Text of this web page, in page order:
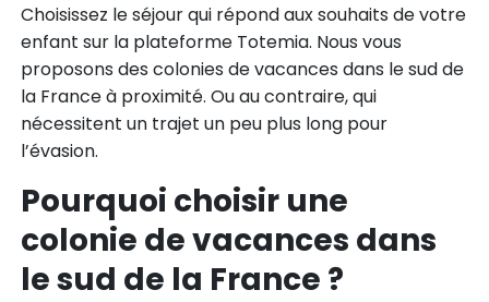
Choisissez le séjour qui répond aux souhaits de votre
enfant sur la plateforme Totemia. Nous vous
proposons des colonies de vacances dans le sud de
la France à proximité. Ou au contraire, qui
nécessitent un trajet un peu plus long pour
l’évasion.
Pourquoi choisir une
colonie de vacances dans
le sud de la France ?